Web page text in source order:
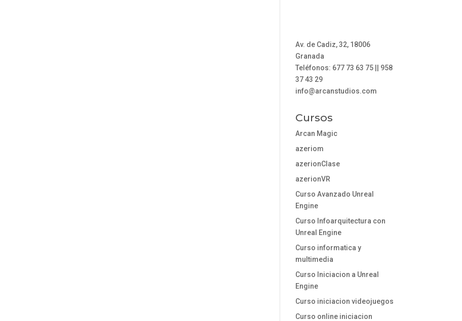
Av. de Cadiz, 32, 18006
Granada
Teléfonos: 677 73 63 75 || 958
37 43 29
info@arcanstudios.com
Cursos
Arcan Magic
azeriom
azerionClase
azerionVR
Curso Avanzado Unreal
Engine
Curso Infoarquitectura con
Unreal Engine
Curso informatica y
multimedia
Curso Iniciacion a Unreal
Engine
Curso iniciacion videojuegos
Curso online iniciacion